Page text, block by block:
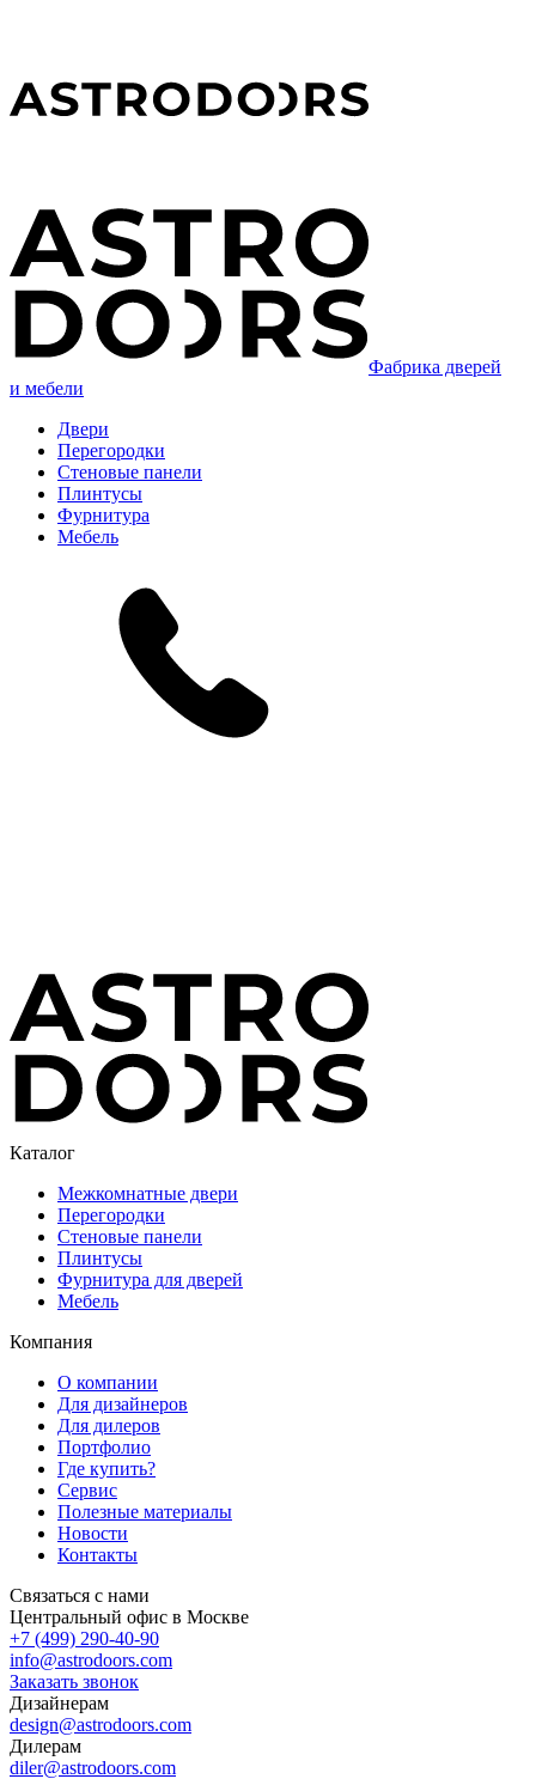
Фабрика дверей
и мебели
Двери
Перегородки
Стеновые панели
Плинтусы
Фурнитура
Мебель
Каталог
Межкомнатные двери
Перегородки
Стеновые панели
Плинтусы
Фурнитура для дверей
Мебель
Компания
О компании
Для дизайнеров
Для дилеров
Портфолио
Где купить?
Сервис
Полезные материалы
Новости
Контакты
Связаться с нами
Центральный офис в Москве
+7 (499) 290-40-90
info@astrodoors.com
Заказать звонок
Дизайнерам
design@astrodoors.com
Дилерам
diler@astrodoors.com